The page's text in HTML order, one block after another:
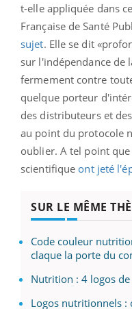
t-elle appliquée dans
Française de Santé
sujet. Elle se dit
sur l'indépendance de
fermement contre
quelque porteur
des distributeurs et
au point du protocole
oublier. A tel point
scientifique ont jeté
SUR LE MÊME
Code couleur
claque la porte du
Nutrition : 4 logos
Logos nutritionnels